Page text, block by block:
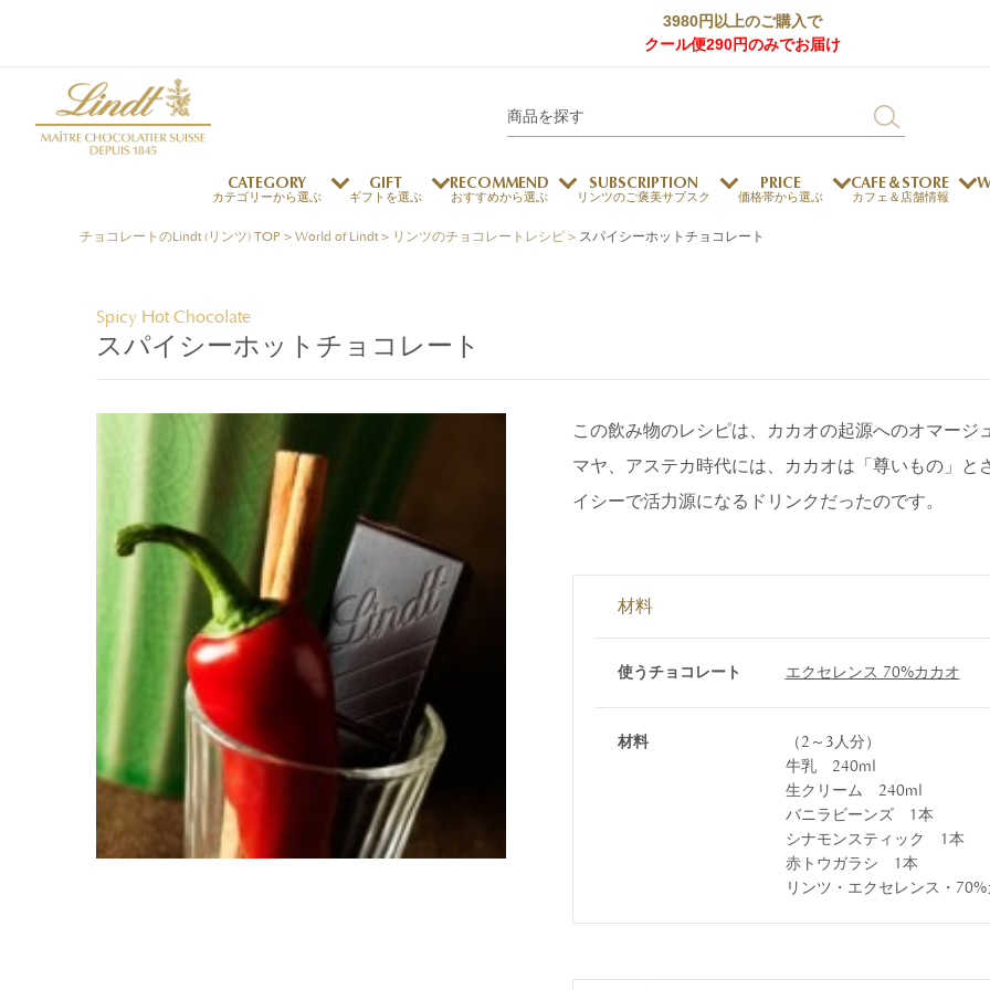
3980円以上のご購入で
クール便290円のみでお届け
CATEGORY
カテゴリーから選ぶ
関連商品一覧
チョコウェイファー
ドバイスタイル
チョコレート
エクセレンス
ショコラスイーツ
(焼き菓子)
リンツ・シン
GIFT
ギフトを選ぶ
メッセージカード対応
法人ギフト
すべて
RECOMMEND
おすすめから選ぶ
すべて
SUBSCRIPTION
リンツのご褒美サブスク
PRICE
価格帯から選ぶ
～￥2,000
～￥5,000
CAFE＆STORE
カフェ＆店舗情報
デジタルギフト 採用情報 My
独自の技術
リンツの発明
よくある質問・お問い合わせ
プレスの方へ
チョコレートのLindt (リンツ) TOP > World of Lindt> リンツのチョコレートレシピ > スパイシーホットチョコレート
Spicy Hot Chocolate
スパイシーホットチョコレート
この飲み物のレシピは、カカオの起源へのオマージ
マヤ、アステカ時代には、カカオは「尊いもの」
イシーで活力源になるドリンクだったのです。
材料
使うチョコレート エクセレンス 70%カカオ
材料
（2～3人分）
牛乳 240ml
生クリーム 240ml
バニラビーンズ 1本
シナモンスティック 1本
赤トウガラシ 1本
リンツ・エクセレンス・